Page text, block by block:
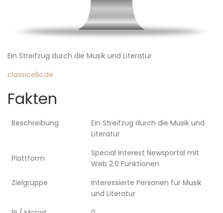
Ein Streifzug durch die Musik und Literatur
classicello.de
Fakten
Beschreibung
Ein Streifzug durch die Musik und
Literatur
Plattform
Special Interest Newsportal mit
Web 2.0 Funktionen
Zielgruppe
Interessierte Personen für Musik
und Literatur